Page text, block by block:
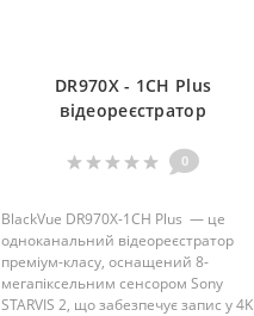
DR970X - 1CH Plus
відеореєстратор
0
BlackVue DR970X-1CH Plus — це
одноканальний відеореєстратор
преміум-класу, оснащений 8-
мегапіксельним сенсором Sony
STARVIS 2, що забезпечує запис у 4K